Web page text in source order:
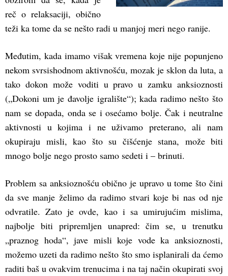
reč o relaksaciji, obično
teži ka tome da se nešto radi u manjoj meri nego ranije.
Međutim, kada imamo višak vremena koje nije popunjeno
nekom svrsishodnom aktivnošću, mozak je sklon da luta, a
tako dokon može voditi u pravo u zamku anksioznosti
(„Dokoni um je đavolje igralište“); kada radimo nešto što
nam se dopada, onda se i osećamo bolje. Čak i neutralne
aktivnosti u kojima i ne uživamo preterano, ali nam
okupiraju misli, kao što su čišćenje stana, može biti
mnogo bolje nego prosto samo sedeti i – brinuti.
Problem sa anksioznošću obično je upravo u tome što čini
da sve manje želimo da radimo stvari koje bi nas od nje
odvratile. Zato je ovde, kao i sa umirujućim mislima,
najbolje biti pripremljen unapred: čim se, u trenutku
„praznog hoda“, jave misli koje vode ka anksioznosti,
možemo uzeti da radimo nešto što smo isplanirali da ćemo
raditi baš u ovakvim trenucima i na taj način okupirati svoj